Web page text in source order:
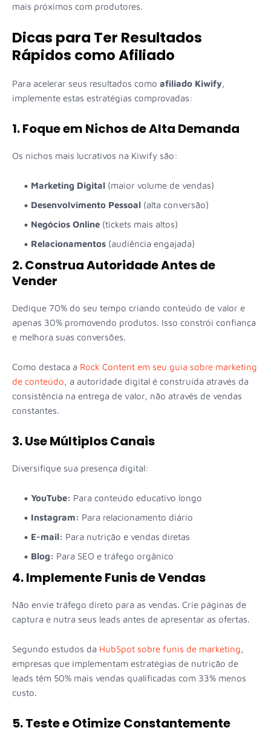
mais próximos com produtores.
Dicas para Ter Resultados
Rápidos como Afiliado
Para acelerar seus resultados como afiliado Kiwify,
implemente estas estratégias comprovadas:
1. Foque em Nichos de Alta Demanda
Os nichos mais lucrativos na Kiwify são:
Marketing Digital (maior volume de vendas)
Desenvolvimento Pessoal (alta conversão)
Negócios Online (tickets mais altos)
Relacionamentos (audiência engajada)
2. Construa Autoridade Antes de
Vender
Dedique 70% do seu tempo criando conteúdo de valor e
apenas 30% promovendo produtos. Isso constrói confiança
e melhora suas conversões.
Como destaca a Rock Content em seu guia sobre marketing
de conteúdo, a autoridade digital é construída através da
consistência na entrega de valor, não através de vendas
constantes.
3. Use Múltiplos Canais
Diversifique sua presença digital:
YouTube: Para conteúdo educativo longo
Instagram: Para relacionamento diário
E-mail: Para nutrição e vendas diretas
Blog: Para SEO e tráfego orgânico
4. Implemente Funis de Vendas
Não envie tráfego direto para as vendas. Crie páginas de
captura e nutra seus leads antes de apresentar as ofertas.
Segundo estudos da HubSpot sobre funis de marketing,
empresas que implementam estratégias de nutrição de
leads têm 50% mais vendas qualificadas com 33% menos
custo.
5. Teste e Otimize Constantemente